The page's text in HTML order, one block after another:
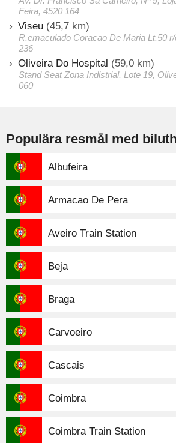
Feira, 4520 164
Viseu (45,7 km)
R.emaculado Coracao De Maria Lt.50
236
Oliveira Do Hospital (59,0 km)
Stand Seat Zona Indistrial, Lote 19,
060
Populära resmål med
Albufeira
Armacao De Pera
Aveiro Train Station
Beja
Braga
Carvoeiro
Cascais
Coimbra
Coimbra Train Station